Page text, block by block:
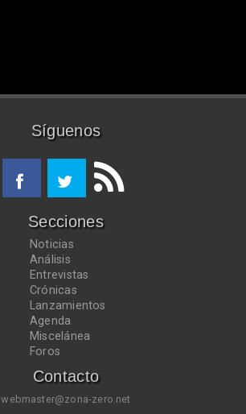
Síguenos
Secciones
Noticias
Análisis
Entrevistas
Crónicas
Lanzamientos
Agenda
Miscelánea
Foros
Contacto
webmaster@zona-zero.net